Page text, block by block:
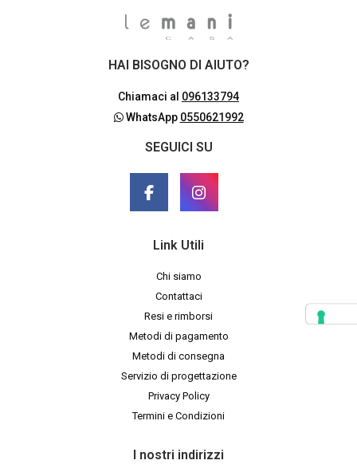
HAI BISOGNO DI AIUTO?
Chiamaci al 096133794
WhatsApp 0550621992
SEGUICI SU
Link Utili
Chi siamo
Contattaci
Resi e rimborsi
Metodi di pagamento
Metodi di consegna
Servizio di progettazione
Privacy Policy
Termini e Condizioni
I nostri indirizzi